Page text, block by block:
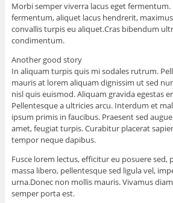
Morbi semper viverra lacus eget
fermentum, aliquet lacus hendrerit,
convallis turpis eu aliquet.Cras bibendum
condimentum.
Another good story
In aliquam turpis quis mi sodales rutrum.
mauris at lorem aliquam dignissim ut sed
nisl quis euismod. Aliquam gravida egestas
Pellentesque a ultricies arcu. Interdum et
ipsum primis in faucibus. Praesent sed
amet, feugiat turpis. Curabitur placerat
tempor neque dapibus.
Fusce lorem lectus, efficitur eu posuere
massa libero, pellentesque sed ligula vel,
urna.Donec non mollis mauris. Vivamus
semper porta est.